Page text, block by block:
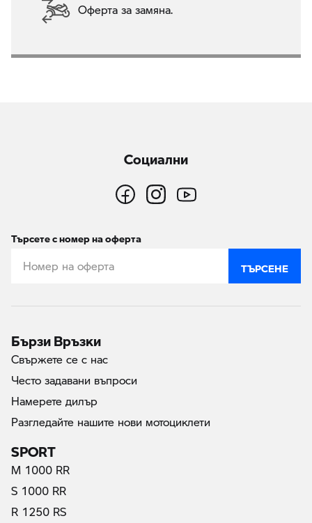
Оферта за замяна.
Социални
Търсете с номер на оферта
ТЪРСЕНЕ
Бързи Връзки
Свържете се с нас
Често задавани въпроси
Намерете дилър
Разгледайте нашите нови мотоциклети
SPORT
M 1000 RR
S 1000 RR
R 1250 RS